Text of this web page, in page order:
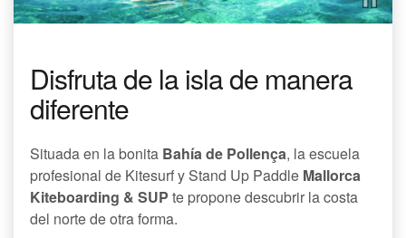
Disfruta de la isla de manera
diferente
Situada en la bonita Bahía de Pollença, la escuela
profesional de Kitesurf y Stand Up Paddle Mallorca
Kiteboarding & SUP te propone descubrir la costa
del norte de otra forma.